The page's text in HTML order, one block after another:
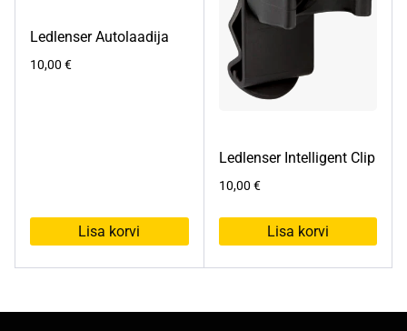
Ledlenser Autolaadija
10,00 €
Lisa korvi
Ledlenser Intelligent Clip
10,00 €
Lisa korvi